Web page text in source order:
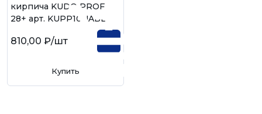
кирпича KUDO PROFF
28+ арт. KUPP10UABL
810,00 ₽/шт
Купить